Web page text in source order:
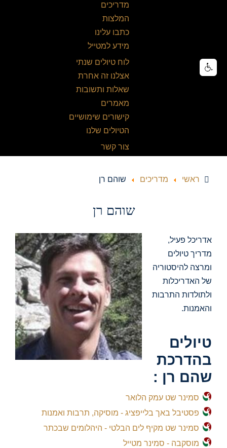
מדריכים
המלצות
כתבו עלינו
מידע למטייל
לוח טיולים שנתי
אצלנו זה אחרת
שאלות ותשובות
מאמרים
קישורים שימושיים
הטיולים שלנו
צור קשר
ראשי מדריכים שוהם רן
שוהם רן
אדריכל פעיל,
מדריך טיולים
ומרצה להיסטוריה
של האדריכלות
ולתולדות התרבות
והאמנות.
טיולים
בהדרכת
שהם רן :
סמינר שט עמק הלואר
פסטיבל באך בלייפציג - מוסיקה, תרבות ואמנות
סמינר שט מקיף לים הבלטי - היהלומים שבכתר
מוסקבה - סמינר מטייל